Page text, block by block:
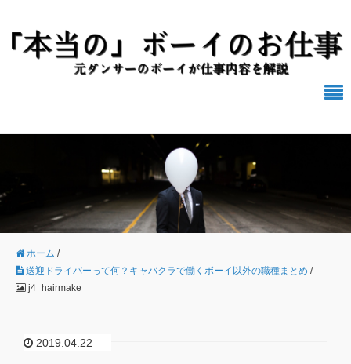
ホーム /
送迎ドライバーって何？キャバクラで働くボーイ以外の職種まとめ /
j4_hairmake
2019.04.22